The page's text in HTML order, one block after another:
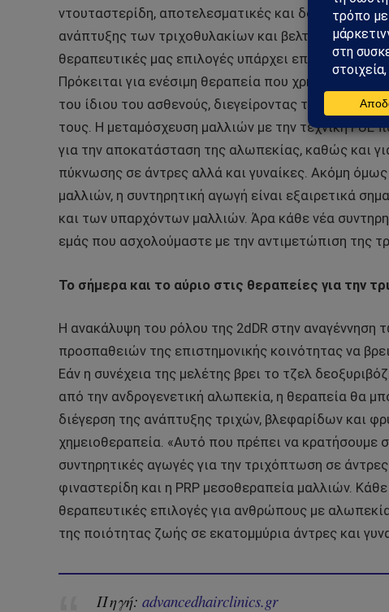
ντουταστερίδη, αποτελεσματικές και
ανάπτυξης των τριχοθυλακίων και βελτιώνοντας
θεραπευτικές μας επιλογές υπάρχει επίσης η PRP
Πρόκειται για ενέσιμη θεραπεία που
του ίδιου του ασθενούς, διεγείροντας την
τους. Η μεταμόσχευση μαλλιών με την τεχνικήFUE
για την αποκατάσταση της αλωπεκίας, καθώς και
πύκνωσης σε άντρες αλλά και γυναίκες. Ακόμη
μαλλιών, η συντηρητική αγωγή είναι εξαιρετικά
και των υπαρχόντων μαλλιών. Άρα κάθε νέα
εμάς που ασχολούμαστε με την αντιμετώπιση της
Το σήμερα και το αύριο στις θεραπείες για την
Η ανακάλυψη του ρόλου της 2dDR στην
προσπαθειών της επιστημονικής κοινότητας να
Εάν η συνέχεια της μελέτης βρει το τζελ
από την ανδρογενετική αλωπεκία, η θεραπεία θα
διέγερση της ανάπτυξης τριχών, βλεφαρίδων και
χημειοθεραπεία. «Αυτό που πρέπει να κρατήσουμε
συντηρητικές αγωγές για την τριχόπτωση σε άντρες
φιναστερίδη και η PRP μεσοθεραπεία μαλλιών. Κάθε
θεραπευτικές επιλογές για ανθρώπους με
της ποιότητας ζωής σε εκατομμύρια άντρες και
Πηγή: advancedhairclinics.gr